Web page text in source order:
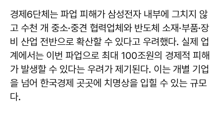
경제6단체는 파업 피해가 삼성전자 내부에 그치지 않
고 수천 개 중소·중견 협력업체와 반도체 소재·부품·장
비 산업 전반으로 확산할 수 있다고 우려했다. 실제 업
계에서는 이번 파업으로 최대 100조원의 경제적 피해
가 발생할 수 있다는 우려가 제기된다. 이는 개별 기업
을 넘어 한국경제 곳곳에 치명상을 입힐 수 있는 규모
다.